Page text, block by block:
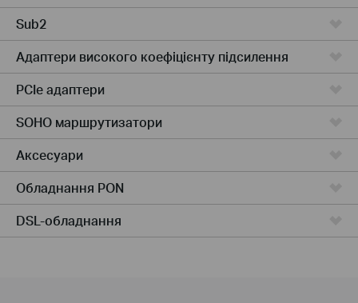
Sub2
Адаптери високого коефіцієнту підсилення
PCIe адаптери
SOHO маршрутизатори
Аксесуари
Обладнання PON
DSL-обладнання